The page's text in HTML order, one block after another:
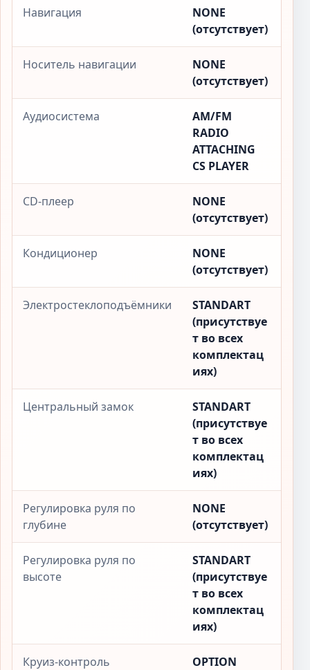
Навигация
NONE
(отсутствует)
Носитель навигации
NONE
(отсутствует)
Аудиосистема
AM/FM
RADIO
ATTACHING
CS PLAYER
CD-плеер
NONE
(отсутствует)
Кондиционер
NONE
(отсутствует)
Электростеклоподъёмники
STANDART
(присутствуе
т во всех
комплектац
иях)
Центральный замок
STANDART
(присутствуе
т во всех
комплектац
иях)
Регулировка руля по
глубине
NONE
(отсутствует)
Регулировка руля по
высоте
STANDART
(присутствуе
т во всех
комплектац
иях)
Круиз-контроль
OPTION